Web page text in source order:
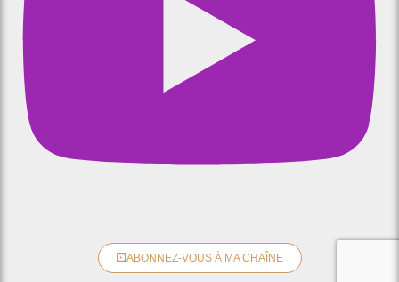
ABONNEZ-VOUS À MA CHAÎNE